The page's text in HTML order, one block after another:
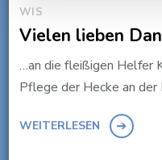
WIS
Vielen lieben
…an die fleißigen Helfer
Pflege der Hecke an der
WEITERLESEN